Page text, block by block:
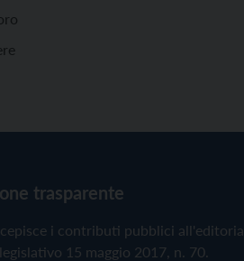
trasparente
i contributi pubblici all'editoria
15 maggio 2017, n. 70.